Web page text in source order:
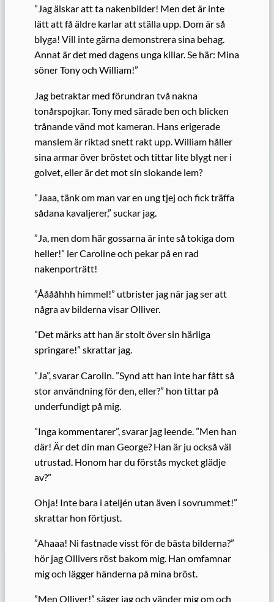
”Jag älskar att ta nakenbilder! Men det är inte
lätt att få äldre karlar att ställa upp. Dom är så
blyga! Vill inte gärna demonstrera sina behag.
Annat är det med dagens unga killar. Se här: Mina
söner Tony och William!”
Jag betraktar med förundran två nakna
tonårspojkar. Tony med särade ben och blicken
trånande vänd mot kameran. Hans erigerade
manslem är riktad snett rakt upp. William håller
sina armar över bröstet och tittar lite blygt ner i
golvet, eller är det mot sin slokande lem?
”Jaaa, tänk om man var en ung tjej och fick träffa
sådana kavaljerer,” suckar jag.
”Ja, men dom här gossarna är inte så tokiga dom
heller!” ler Caroline och pekar på en rad
nakenporträtt!
”Ååååhhh himmel!” utbrister jag när jag ser att
några av bilderna visar Olliver.
”Det märks att han är stolt över sin härliga
springare!” skrattar jag.
”Ja”, svarar Carolin. ”Synd att han inte har fått så
stor användning för den, eller?” hon tittar på
underfundigt på mig.
”Inga kommentarer”, svarar jag leende. ”Men han
där! Är det din man George? Han är ju också väl
utrustad. Honom har du förstås mycket glädje
av?”
Ohja! Inte bara i ateljén utan även i sovrummet!”
skrattar hon förtjust.
”Ahaaa! Ni fastnade visst för de bästa bilderna?”
hör jag Ollivers röst bakom mig. Han omfamnar
mig och lägger händerna på mina bröst.
”Men Olliver!” säger jag och vänder mig om och